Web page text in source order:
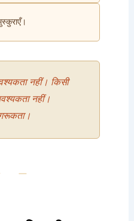
नहीं। किसी
नहीं।
—